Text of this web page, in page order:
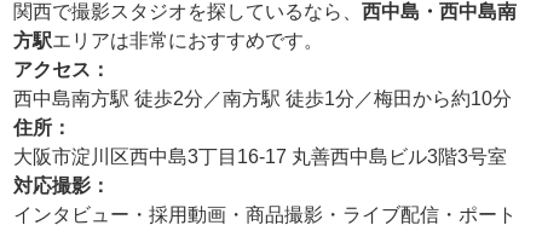
関西で撮影スタジオを探しているなら、西中島・西中島南
方駅エリアは非常におすすめです。
アクセス：
西中島南方駅 徒歩2分／南方駅 徒歩1分／梅田から約10分
住所：
大阪市淀川区西中島3丁目16-17 丸善西中島ビル3階3号室
対応撮影：
インタビュー・採用動画・商品撮影・ライブ配信・ポート